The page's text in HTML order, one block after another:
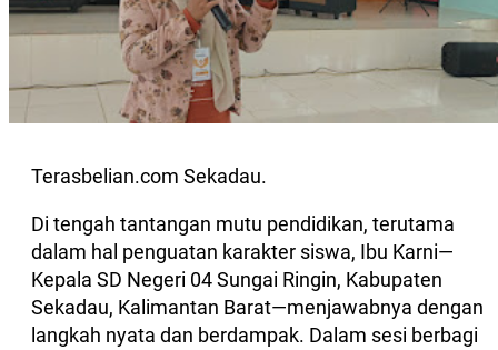
Terasbelian.com Sekadau.
Di tengah tantangan mutu pendidikan, terutama
dalam hal penguatan karakter siswa, Ibu Karni—
Kepala SD Negeri 04 Sungai Ringin, Kabupaten
Sekadau, Kalimantan Barat—menjawabnya dengan
langkah nyata dan berdampak. Dalam sesi berbagi